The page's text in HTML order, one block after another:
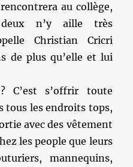
au collège,
n’y aille très
Christian Cricri
de plus qu’elle et lui
C’est s’offrir toute
tous les endroits tops,
avec des vêtement
les people que leurs
mannequins,